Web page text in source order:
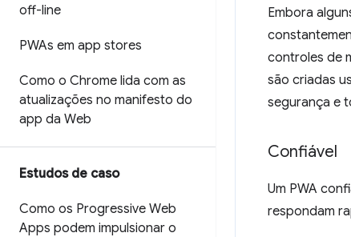
off-line
PWAs em app stores
Como o Chrome lida com as
atualizações no manifesto do
app da Web
Estudos de caso
Como os Progressive Web
Apps podem impulsionar o
Embora
controles de
são criadas
segurança e
Confiável
Um PWA
respondam